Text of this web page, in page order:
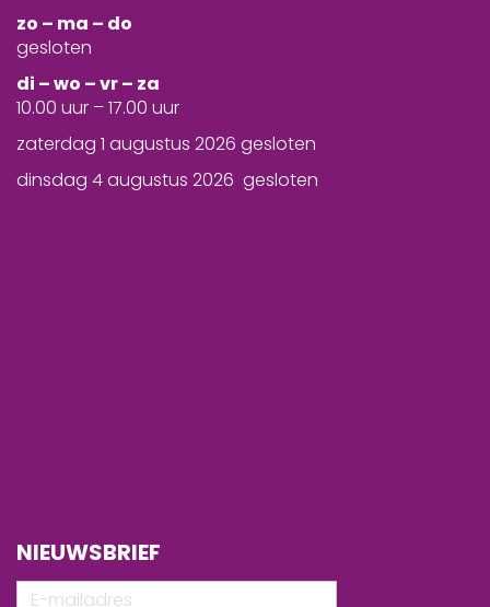
zo – ma – do
gesloten
di – wo – vr – za
10.00 uur – 17.00 uur
zaterdag 1 augustus 2026 gesloten
dinsdag 4 augustus 2026 gesloten
NIEUWSBRIEF